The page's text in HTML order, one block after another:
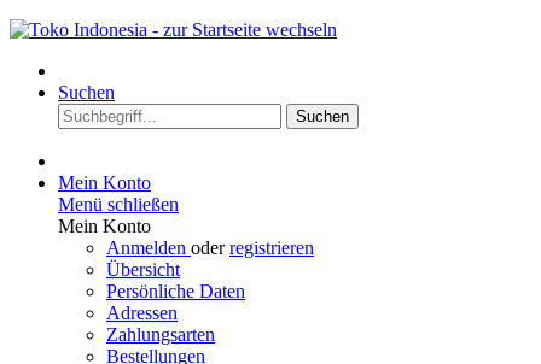
Suchen
Suchen
Mein Konto
Menü schließen
Mein Konto
Anmelden oderregistrieren
Übersicht
Persönliche Daten
Adressen
Zahlungsarten
Bestellungen